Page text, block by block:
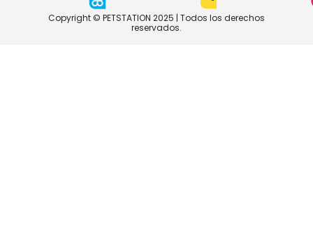
Copyright © PETSTATION 2025 | Todos los derechos
reservados.